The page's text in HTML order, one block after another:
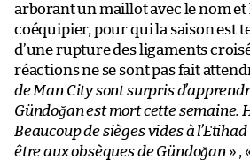
arborant un maillot avec le nom
coéquipier, pour qui la saison est
d’une rupture des ligaments
réactions ne se sont pas fait
de Man City sont surpris
Gündoğan est mort cette semaine.
Beaucoup de sièges vides à
être aux obsèques de Gündoğan» ,